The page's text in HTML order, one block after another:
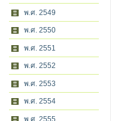
พ.ศ. 2549
พ.ศ. 2550
พ.ศ. 2551
พ.ศ. 2552
พ.ศ. 2553
พ.ศ. 2554
พ.ศ. 2555